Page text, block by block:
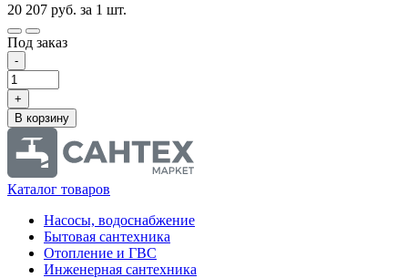
20 207 руб. за 1 шт.
Под заказ
-
+
В корзину
Каталог товаров
Насосы, водоснабжение
Бытовая сантехника
Отопление и ГВС
Инженерная сантехника